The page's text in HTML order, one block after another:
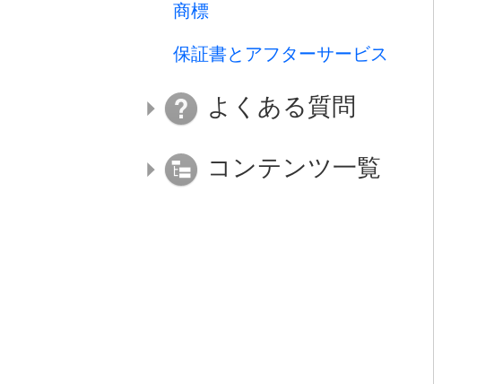
商標
保証書とアフターサービス
よくある質問
コンテンツ一覧